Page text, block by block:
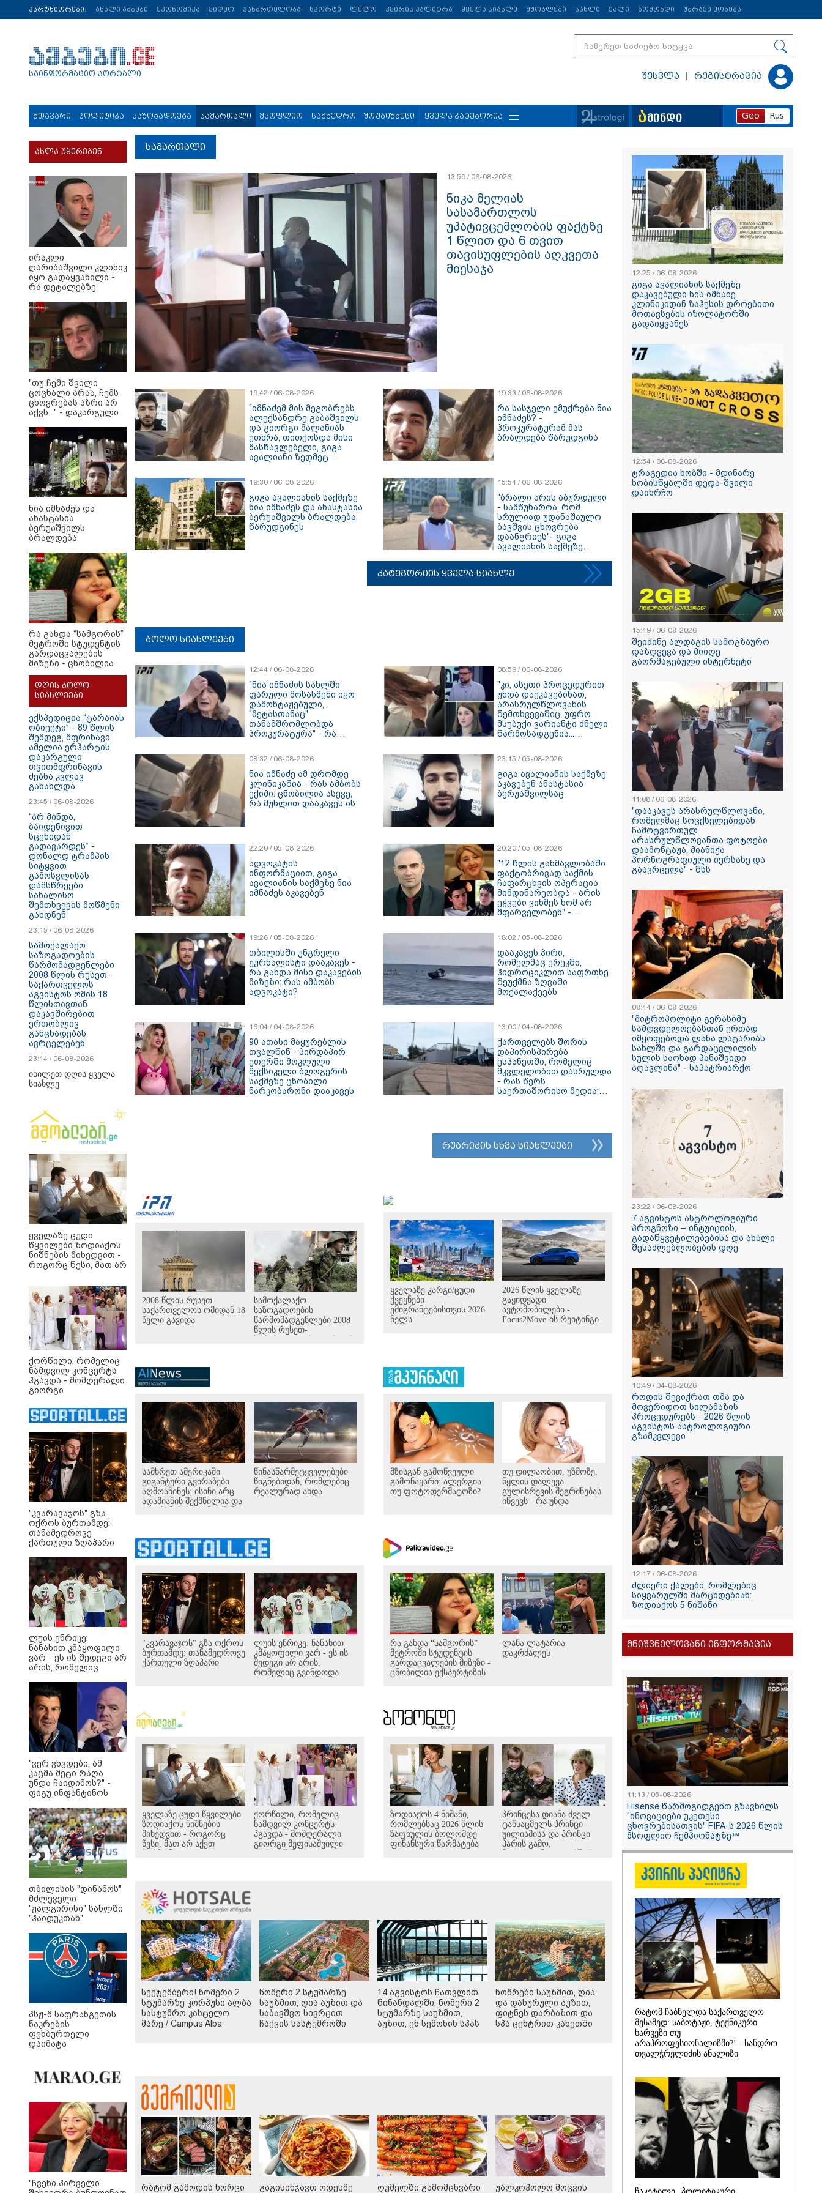
პარტნიორები: ახალი ამბები ეკონომიკა ვიდეო ჯანმრთელობა სპორტი ლელო კვირის პალიტრა ყველა სიახლე მშობლები სახლი ქალი ბომონდი უძრავი ქონება
საინფორმაციო პორტალი რეგისტრაცია
|
შესვლა
მთავარი პოლიტიკა საზოგადოება სამართალი მსოფლიო სამხედრო შოუბიზნესი ყველა კატეგორია ამინდი Geo Rus
სამართალი
13:59 / 06-08-2026
ნიკა მელიას
სასამართლოს
უპატივცემლობის ფაქტზე
1 წლით და 6 თვით
თავისუფლების აღკვეთა
მიესაჯა
19:42 / 06-08-2026
"იმნაძემ მის მეგობრებს
ალექსანდრე გაბაშვილს
და გიორგი მალანიას
უთხრა, თითქოსდა მისი
მასწავლებელი, გიგა
ავალიანი ზედმეტ
გაბაშვილი წააქეზა" -
პროკურატურა
19:33 / 06-08-2026
რა სასჯელი ემუქრება ნია
იმნაძეს? -
პროკურატურამ მას
ბრალდება წარუდგინა
19:30 / 06-08-2026
გიგა ავალიანის საქმეზე
ნია იმნაძეს და ანასტასია
ბერუაშვილს ბრალდება
წარუდგინეს
15:54 / 06-08-2026
"ბრალი არის აბურდული
- სამწუხაროა, რომ
სრულიად უდანაშაულო
ბავშვის ცხოვრება
დაანგრიეს"- გიგა
ავალიანის საქმეზე
ბერუაშვილის ადვოკატი
კატეგორიის ყველა სიახლე
ბოლო სიახლეები
12:44 / 06-08-2026
"ნია იმნაძის სახლში
ფარული მოსასმენი იყო
დამონტაჟებული,
"მეტასთანაც"
თანამშრომლობდა
პროკურატურა" - რა
08:59 / 06-08-2026
"კი, ასეთი პროცედურით
უნდა დაეკავებინათ,
არასრულწლოვანის
შემთხვევაშიც, უფრო
მსუბუქი ვარიანტი ძნელი
წარმოსადგენია...
ღამე" - იურისტები
08:32 / 06-08-2026
ნია იმნაძე ამ დრომდე
კლინიკაშია - რას ამბობს
ექიმი: ცნობილია ასევე,
რა მუხლით დააკავეს ის
23:15 / 05-08-2026
გიგა ავალიანის საქმეზე
აკავებენ ანასტასია
ბერუაშვილსაც
22:20 / 05-08-2026
ადვოკატის
ინფორმაციით, გიგა
ავალიანის საქმეზე ნია
იმნაძეს აკავებენ
20:20 / 05-08-2026
"12 წლის განმავლობაში
ფაქტობრივად საქმის
ჩაფარცხვის ოპერაცია
მიმდინარეობდა - არის
ეჭვები ვინმეს ხომ არ
მფარველობენ" -
გარემოებებზე საუბრობს
19:26 / 05-08-2026
თბილისში უნგრელი
ჟურნალისტი დააკავეს -
რა გახდა მისი დაკავების
მიზეზი: რას ამბობს
ადვოკატი?
18:02 / 05-08-2026
დააკავეს პირი,
რომელმაც ურეკში,
ჰიდროციკლით საფრთხე
შეუქმნა ზღვაში
მოქალაქეებს
16:04 / 04-08-2026
90 ათასი მაყურებლის
თვალწინ - პირდაპირ
ეთერში მოკლული
მექსიკელი ბლოგერის
საქმეზე ცნობილი
ნარკობარონი დააკავეს
13:00 / 04-08-2026
ქართველებს შორის
დაპირისპირება
ესპანეთში, რომელიც
მკვლელობით დასრულდა
- რას წერს
საერთაშორისო მედია:
რუბრიკის სხვა სიახლეები
2008 წლის რუსეთ-
საქართველოს ომიდან 18
წელი გავიდა
სამოქალაქო
საზოგადოების
წარმომადგენლები 2008
წლის რუსეთ-
ყველაზე კარგი/ცუდი
ქვეყნები
ემიგრანტებისთვის 2026
წელს
2026 წლის ყველაზე
გაყიდვადი
ავტომობილები -
Focus2Move-ის რეიტინგი
სამხრეთ ამერიკაში
გიგანტური გვირაბები
აღმოაჩინეს: ისინი არც
ადამიანის შექმნილია და
წინასწარმეტყველებები
წიგნებიდან, რომლებიც
რეალურად ახდა
მზისგან გამოწვეული
გამონაყარი: ალერგია
თუ ფოტოდერმატოზი?
თუ დილაობით, უზმოზე,
წყლის დალევა
გულისრევის შეგრძნებას
იწვევს - რა უნდა
"კვარავაჯოს" გზა ოქროს
ბურთამდე: თანამედროვე
ქართული ზღაპარი
ლუის ენრიკე: ნანახით
კმაყოფილი ვარ - ეს ის
შედეგი არ არის,
რომელიც გვინდოდა
რა გახდა “სამგორის”
მეტროში სტუდენტის
გარდაცვალების მიზეზი -
ცნობილია ექსპერტიზის
ლანა ლატარია
დაკრძალეს
ყველაზე ცუდი წყვილები
ზოდიაქოს ნიშნების
მიხედვით - როგორც
წესი, მათ არ აქვთ
ქორწილი, რომელიც
ნამდვილ კონცერტს
ჰგავდა - მომღერალი
გიორგი მეფისაშვილი
ზოდიაქოს 4 ნიშანი,
რომლებსაც 2026 წლის
ზაფხულის ბოლომდე
ფინანსური წარმატება
პრინცესა დიანა ძველ
ტანსაცმელს პრინცი
უილიამისა და პრინცი
ჰარის გამო,
სექტემბერი! ნომერი 2
სტუმარზე კორპუსი ალბა
სასტუმრო კასტელო
მარე / Campus Alba
ნომერი 2 სტუმარზე
საუზმით, ღია აუზით და
საბავშვო სივრცით
ჩაქვის სასტუმროში
14 აგვისტოს ჩათვლით,
წინანდალში, ნომერი 2
სტუმარზე საუზმით,
აუზით, ენ სემონინ სპას
ნომრები საუზმით, ღია
და დახურული აუზით,
ფიტნეს დარბაზით და
სპა ცენტრით კახეთში
რატომ გამოდის ხორცი გაგისინჯავთ ოდესმე ღუმელში გამომცხვარი უალკოჰოლო მოცვის
12:25 / 06-08-2026
გიგა ავალიანის საქმეზე
დაკავებული ნია იმნაძე
კლინიკიდან ზაჰესის დროებითი
მოთავსების იზოლატორში
გადაიყვანეს
12:54 / 06-08-2026
ტრაგედია ხობში - მდინარე
ხობისწყალში დედა-შვილი
დაიხრჩო
15:49 / 06-08-2026
შეიძინე ალდაგის სამოგზაურო
დაზღვევა და მიიღე
გაორმაგებული ინტერნეტი
11:08 / 06-08-2026
"დააკავეს არასრულწლოვანი,
რომელმაც სოცქსელებიდან
ჩამოტვირთულ
არასრულწლოვანთა ფოტოები
დაამონტაჟა, მიანიჭა
პორნოგრაფიული იერსახე და
გაავრცელა" - შსს
08:44 / 06-08-2026
"მიტროპოლიტი გერასიმე
სამღვდელოებასთან ერთად
იმყოფებოდა ლანა ლატარიას
სახლში და გარდაცვლილის
სულის საოხად პანაშვიდი
აღავლინა" - საპატრიარქო
23:22 / 06-08-2026
7 აგვისტოს ასტროლოგიური
პროგნოზი – ინტუიციის,
გადაწყვეტილებებისა და ახალი
შესაძლებლობების დღე
10:49 / 04-08-2026
როდის შევიჭრათ თმა და
მოვერიდოთ სილამაზის
პროცედურებს - 2026 წლის
აგვისტოს ასტროლოგიური
გზამკვლევი
12:17 / 06-08-2026
ძლიერი ქალები, რომლებიც
სიყვარულში მარცხდებიან:
ზოდიაქოს 5 ნიშანი
მნიშვნელოვანი ინფორმაცია
11:13 / 05-08-2026
Hisense წარმოგიდგენთ გზავნილს
"ინოვაციები უკეთესი
ცხოვრებისათვის" FIFA-ს 2026 წლის
მსოფლიო ჩემპიონატზე™
რატომ ჩაბნელდა საქართველო
მესამედ: საბოტაჟი, ტექნიკური
ხარვეზი თუ
არაპროფესიონალიზმი?! - სანდრო
თვალჭრელიძის ანალიზი
ახლა უყურებენ
ირაკლი
ღარიბაშვილი კლინიკაში
იყო გადაყვანილი -
რა დეტალებზე
ადვოკატი?
"თუ ჩემი შვილი
ცოცხალი არაა, ჩემს
ცხოვრებას აზრი არ
აქვს..." - დაკარგული
დედის ემოციური
მიმართვა
ნია იმნაძეს და
ანასტასია
ბერუაშვილს
ბრალდება
რამდენ წლიანი
პატიმრობა
ემუქრებათ
არასრულწლოვნებს?
რა გახდა “სამგორის”
მეტროში სტუდენტის
გარდაცვალების
მიზეზი - ცნობილია
ექსპერტიზის პასუხი
დღის ბოლო
სიახლეები
ექსპედიცია “ტარაიას
ობიექტი“ - 89 წლის
შემდეგ, მფრინავი
ამელია ერჰარტის
დაკარგული
თვითმფრინავის
ძებნა კვლავ
განახლდა
23:45 / 06-08-2026
“არ მინდა,
ბაიდენივით
სცენიდან
გადავარდეს“ -
დონალდ ტრამპის
სიტყვით
გამოსვლისას
დამსწრეები
სახალისო
შემთხვევის მოწმენი
გახდნენ
23:15 / 06-08-2026
სამოქალაქო
საზოგადოების
წარმომადგენლები
2008 წლის რუსეთ-
საქართველოს
აგვისტოს ომის 18
წლისთავთან
დაკავშირებით
ერთობლივ
განცხადებას
ავრცელებენ
23:14 / 06-08-2026
იხილეთ დღის ყველა
სიახლე
ყველაზე ცუდი
წყვილები ზოდიაქოს
ნიშნების მიხედვით -
როგორც წესი, მათ არ
ურთიერთობა
ქორწილი, რომელიც
ნამდვილ კონცერტს
ჰგავდა - მომღერალი
გიორგი
დაქორწინდა (ვიდეო)
"კვარავაჯოს" გზა
ოქროს ბურთამდე:
თანამედროვე
ქართული ზღაპარი
ლუის ენრიკე:
ნანახით კმაყოფილი
ვარ - ეს ის შედეგი არ
არის, რომელიც
"ვერ ვხვდები, ამ
კაცმა მეტი რაღა
უნდა ჩაიდინოს?" -
ფიგუ ინფანტინოს
მოითხოვს
თბილისის "დინამოს"
მძლეველი
"ჟალგირისი" სახლში
"ჰაიდუკთან"
პსჟ-მ საფრანგეთის
ნაკრების
ფეხბურთელი
დაიმატა
"ჩვენი პირველი